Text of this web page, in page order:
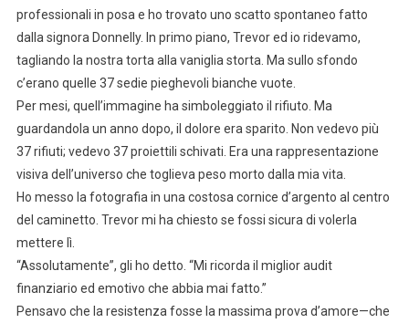
professionali in posa e ho trovato uno scatto spontaneo fatto
dalla signora Donnelly. In primo piano, Trevor ed io ridevamo,
tagliando la nostra torta alla vaniglia storta. Ma sullo sfondo
c’erano quelle 37 sedie pieghevoli bianche vuote.
Per mesi, quell’immagine ha simboleggiato il rifiuto. Ma
guardandola un anno dopo, il dolore era sparito. Non vedevo più
37 rifiuti; vedevo 37 proiettili schivati. Era una rappresentazione
visiva dell’universo che toglieva peso morto dalla mia vita.
Ho messo la fotografia in una costosa cornice d’argento al centro
del caminetto. Trevor mi ha chiesto se fossi sicura di volerla
mettere lì.
“Assolutamente”, gli ho detto. “Mi ricorda il miglior audit
finanziario ed emotivo che abbia mai fatto.”
Pensavo che la resistenza fosse la massima prova d’amore—che